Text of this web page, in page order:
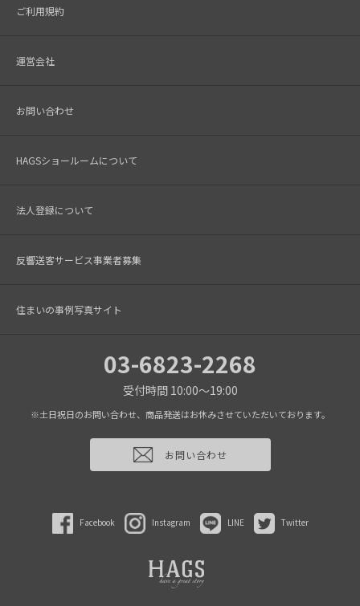
ご利用規約
運営会社
お問い合わせ
HAGSショールームについて
法人登録について
反響送客サービス事業者募集
住まいの事例写真サイト
03-6823-2268
受付時間 10:00～19:00
※土日祝日のお問い合わせ、商品発送はお休みさせていただいております。
お問い合わせ
Facebook Instagram LINE Twitter